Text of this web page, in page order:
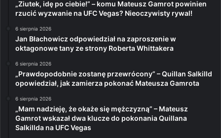
„Ziutek, idę po ciebie!” – komu Mateusz Gamrot powinien
rzucić wyzwanie na UFC Vegas? Nieoczywisty rywal!
6 sierpnia 2026
Jan Błachowicz odpowiedział na zaproszenie w
oktagonowe tany ze strony Roberta Whittakera
6 sierpnia 2026
„Prawdopodobnie zostanę przewrócony” – Quillan Salkilld
opowiedział, jak zamierza pokonać Mateusza Gamrota
6 sierpnia 2026
„Mam nadzieję, że okaże się mężczyzną” – Mateusz
Gamrot wskazał dwa klucze do pokonania Quillana
Salkillda na UFC Vegas